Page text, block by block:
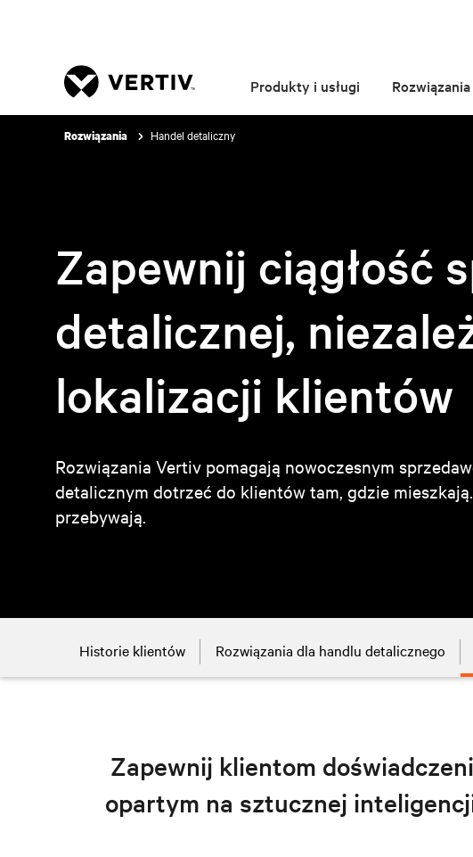
Produkty i usługi Rozwiązania
Rozwiązania Handel detaliczny
Zapewnij ciągłość
detalicznej,
lokalizacji klientów
Rozwiązania Vertiv pomagają nowoczesnym
detalicznym dotrzeć do klientów tam, gdzie
przebywają.
Historie klientów Rozwiązania dla handlu detalicznego
Zapewnij klientom
opartym na sztucznej